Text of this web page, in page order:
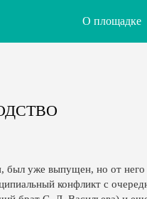
О площадке
был уже выпущен, но от него
конфликт с